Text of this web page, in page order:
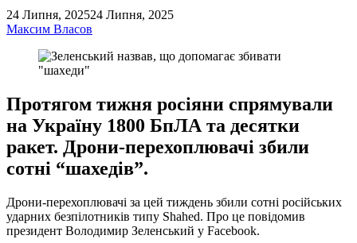
24 Липня, 202524 Липня, 2025
Максим Власов
Протягом тижня росіяни спрямували
на Україну 1800 БпЛА та десятки
ракет. Дрони-перехоплювачі збили
сотні “шахедів”.
Дрони-перехоплювачі за цей тиждень збили сотні російських
ударних безпілотників типу Shahed. Про це повідомив
президент Володимир Зеленський у Facebook.